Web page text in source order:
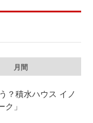
月間
？積水ハウス イノ
」